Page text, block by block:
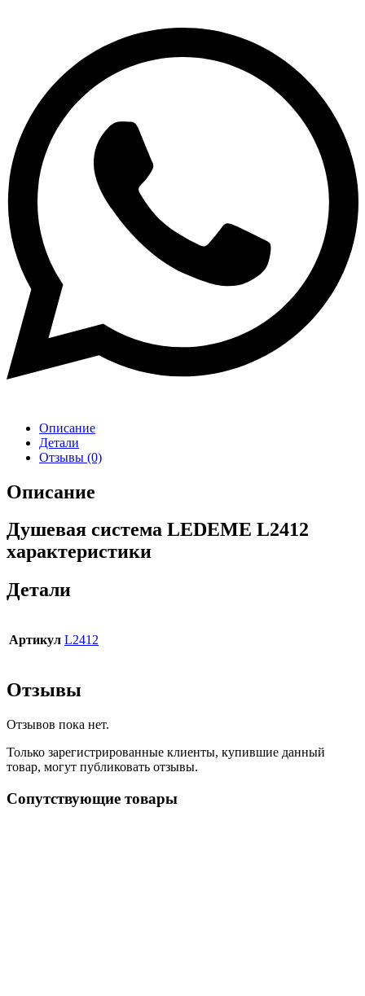
Описание
Детали
Отзывы (0)
Описание
Душевая система LEDEME L2412
характеристики
Детали
Артикул L2412
Отзывы
Отзывов пока нет.
Только зарегистрированные клиенты, купившие данный
товар, могут публиковать отзывы.
Сопутствующие товары